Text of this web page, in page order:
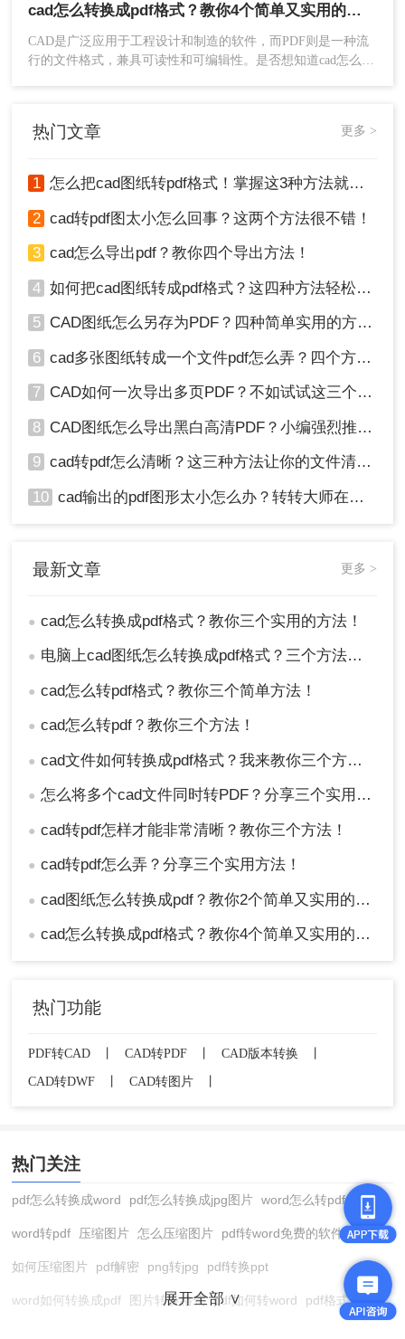
以防止意外丢失。
成的PDF文件满足你的要求。
不包含敏感信息，并注意保护个人隐私。
通过以上方法，你可以轻松地将CAD文件转换为
PDF格式，以便在没有CAD软件的情况下查看和分
享设计。选择最适合你的方法，并根据需要进行适
是一种通用的文件格式，几乎可以在任何设备上打开和查看。
因此，将CAD转换为PDF是一种非常实用的方法，可以在工作
和生活中节省时间和精力，下面小编今天就来给大家讲讲cad图
纸怎么转换成pdf。
cad怎么转换成pdf格式？教你4个简单又实用的方法~
CAD是广泛应用于工程设计和制造的软件，而PDF则是一种流
行的文件格式，兼具可读性和可编辑性。是否想知道cad怎么转
热门文章 更多 >
1 怎么把cad图纸转pdf格式！掌握这3种方法就可以
2 cad转pdf图太小怎么回事？这两个方法很不错！
3 cad怎么导出pdf？教你四个导出方法！
4 如何把cad图纸转成pdf格式？这四种方法轻松转换！
5 CAD图纸怎么另存为PDF？四种简单实用的方法推荐
6 cad多张图纸转成一个文件pdf怎么弄？四个方法帮你搞定！
7 CAD如何一次导出多页PDF？不如试试这三个方法！
8 CAD图纸怎么导出黑白高清PDF？小编强烈推荐这三种方法！
9 cad转pdf怎么清晰？这三种方法让你的文件清晰无比！
10 cad输出的pdf图形太小怎么办？转转大师在线搞定
最新文章 更多 >
● cad怎么转换成pdf格式？教你三个实用的方法！
● 电脑上cad图纸怎么转换成pdf格式？三个方法教你快速转换！
● cad怎么转pdf格式？教你三个简单方法！
● cad怎么转pdf？教你三个方法！
● cad文件如何转换成pdf格式？我来教你三个方法！
● 怎么将多个cad文件同时转PDF？分享三个实用的操作方法
● cad转pdf怎样才能非常清晰？教你三个方法！
● cad转pdf怎么弄？分享三个实用方法！
● cad图纸怎么转换成pdf？教你2个简单又实用的方法~
● cad怎么转换成pdf格式？教你4个简单又实用的方法~
热门功能
PDF转CAD CAD转PDF CAD版本转换
CAD转DWF
CAD转图片
热门关注
pdf怎么转换成word pdf怎么转换成jpg图片 word怎么转pdf
word转pdf 压缩图片 怎么压缩图片 pdf转word免费的软件
如何压缩图片 pdf解密 png转jpg pdf转换ppt
word如何转换成pdf 图片转换格式 pdf如何转word pdf格式转换
展开全部 ∨